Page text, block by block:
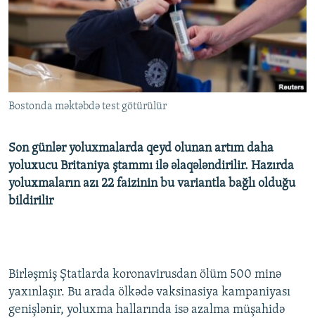
FOTOQALEREYA
İNFOQRAFIKA
KARIKATURA
OXU ZALI
AZƏRBAYCAN ƏDƏBIYYATI KITABXANASI
İSLAM VƏ DEMOKRATIYA
İZ - MƏDƏNIYYƏT PROQRAMI
HAQQIMIZDA
MISSIYAMIZ
PEŞƏ ETIKASI VƏ JURNALISTIKA STANDARTLARIMIZ
MATERIALLARIMIZDAN ISTIFADƏ
AZADLIQRADIOSU MOBIL TELEFONUNUZDA
XƏBƏR BÜLLETENLƏRIMIZ
BIZI IZLƏ
RFE/RL-in bütün saytları
Bostonda məktəbdə test götürülür
Son günlər yoluxmalarda qeyd olunan artım daha
yoluxucu Britaniya ştammı ilə əlaqələndirilir. Hazırda
yoluxmaların azı 22 faizinin bu variantla bağlı olduğu
bildirilir
Birləşmiş Ştatlarda koronavirusdan ölüm 500 minə
yaxınlaşır. Bu arada ölkədə vaksinasiya kampaniyası
genişlənir, yoluxma hallarında isə azalma müşahidə